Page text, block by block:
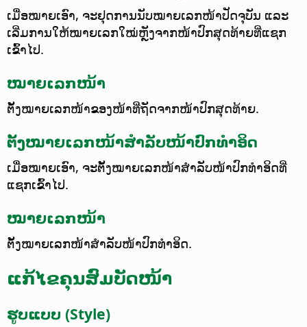
ເມື່ອໝາຍເອົາ, ຈະຢຸດການນັບໝາຍເລກໜ້າປັດຈຸບັນ ແລະ
ເລີ່ມການໃຫ້ໝາຍເລກໃໝ່ຫຼັງຈາກໜ້າປົກສຸດທ້າຍທີ່ແຊກ
ເຂົ້າໄປ.
ໝາຍເລກໜ້າ
ຕັ້ງໝາຍເລກໜ້າຂອງໜ້າທີ່ຖັດຈາກໜ້າປົກສຸດທ້າຍ.
ຕັ້ງໝາຍເລກໜ້າສຳລັບໜ້າປົກທຳອິດ
ເມື່ອໝາຍເອົາ, ຈະຕັ້ງໝາຍເລກໜ້າສຳລັບໜ້າປົກທຳອິດທີ່
ແຊກເຂົ້າໄປ.
ໝາຍເລກໜ້າ
ຕັ້ງໝາຍເລກໜ້າສຳລັບໜ້າປົກທຳອິດ.
ແກ້ໄຂຄຸນສົມບັດໜ້າ
ຮູບແບບ (Style)